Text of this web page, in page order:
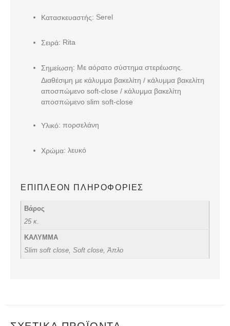
Κατασκευαστής: Serel
Σειρά: Rita
Σημείωση: Με αόρατο σύστημα στερέωσης.
Διαθέσιμη με κάλυμμα βακελίτη / κάλυμμα βακελίτη
αποσπώμενο soft-close / κάλυμμα βακελίτη
αποσπώμενο slim soft-close
Υλικό: πορσελάνη
Χρώμα: λευκό
ΕΠΙΠΛΈΟΝ ΠΛΗΡΟΦΟΡΊΕΣ
Βάρος
25 κ.
ΚΑΛΥΜΜΑ
Slim soft close, Soft close, Άπλο